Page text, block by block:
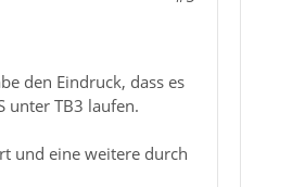
den Eindruck, dass es
unter TB3 laufen.
und eine weitere durch